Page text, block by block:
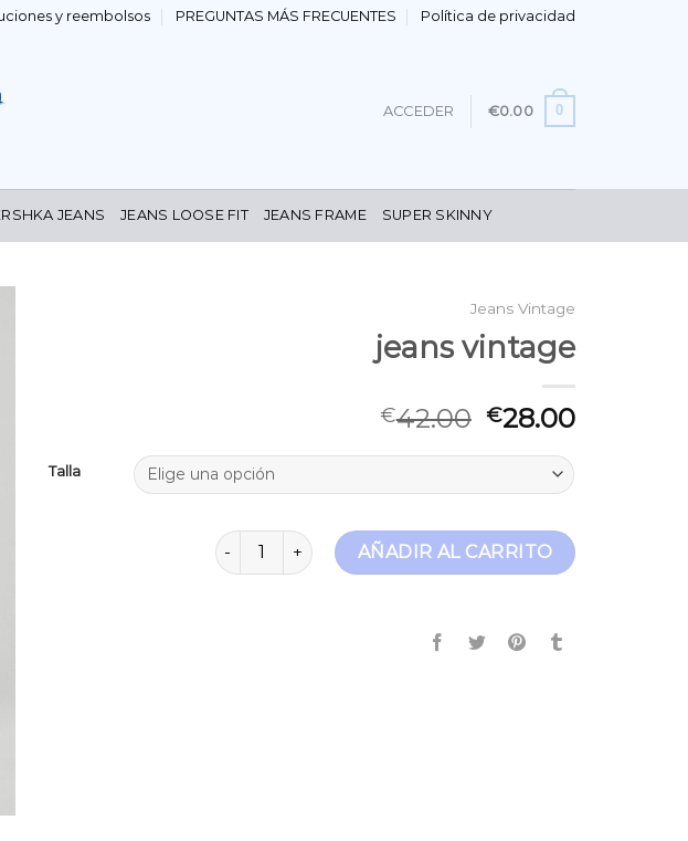
y reembolsos PREGUNTAS MÁS FRECUENTES Política de privacidad
ACCEDER €0.00 0
JEANS JEANS LOOSE FIT JEANS FRAME SUPER SKINNY
Jeans Vintage
jeans vintage
€42.00 €28.00
Talla
jeans vintage cantidadAÑADIR AL CARRITO